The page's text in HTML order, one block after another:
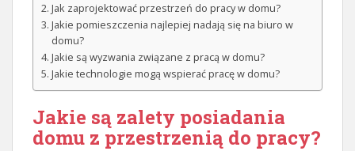
Jak zaprojektować przestrzeń do pracy w domu?
Jakie pomieszczenia najlepiej nadają się na biuro w
domu?
Jakie są wyzwania związane z pracą w domu?
Jakie technologie mogą wspierać pracę w domu?
Jakie są zalety posiadania
domu z przestrzenią do pracy?